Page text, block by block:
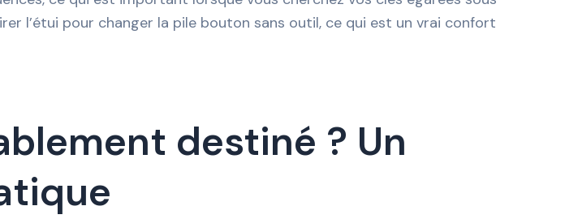
l’étui pour changer la pile bouton sans outil, ce qui est un vrai confort
destiné ? Un